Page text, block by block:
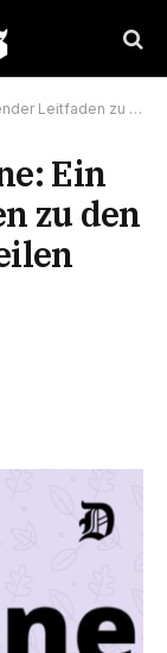
beliebter Gaming-Communitys
Ein
zu den